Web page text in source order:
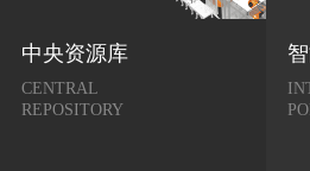
中央资源库
CENTRAL
REPOSITORY